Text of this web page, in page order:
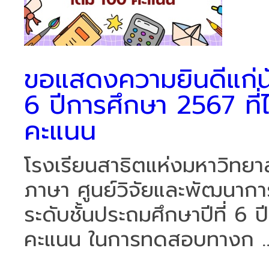
ขอแสดงความยินดีแก่
6 ปีการศึกษา 2567 ที่
คะแนน
โรงเรียนสาธิตแห่งมหาวิท
ภาษา ศูนย์วิจัยและพัฒนาก
ระดับชั้นประถมศึกษาปีที่ 6
คะแนน ในการทดสอบทางก